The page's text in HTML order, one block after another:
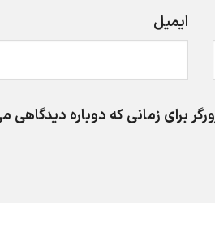
ایمیل
برای زمانی که دوباره دیدگاهی